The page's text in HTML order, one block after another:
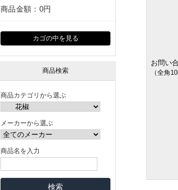
商品金額： 0円
カゴの中を見る
商品検索
商品カテゴリから選ぶ
メーカーから選ぶ
商品名を入力
お問い
（全角